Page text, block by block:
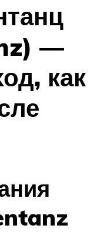
—
как